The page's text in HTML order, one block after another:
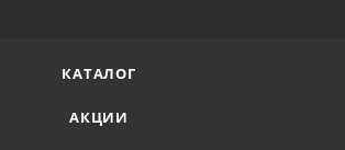
КАТАЛОГ
АКЦИИ